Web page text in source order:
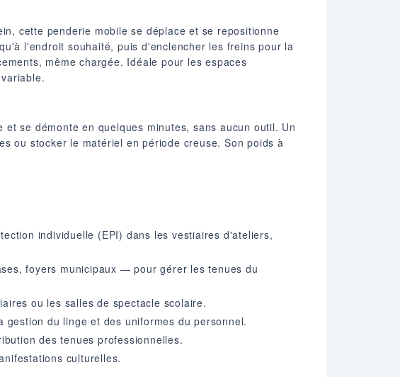
cette penderie mobile se déplace et se repositionne
l'endroit souhaité, puis d'enclencher les freins pour la
même chargée. Idéale pour les espaces
se démonte en quelques minutes, sans aucun outil. Un
ou stocker le matériel en période creuse. Son poids à
individuelle (EPI) dans les vestiaires d'ateliers,
foyers municipaux — pour gérer les tenues du
ou les salles de spectacle scolaire.
du linge et des uniformes du personnel.
des tenues professionnelles.
culturelles.